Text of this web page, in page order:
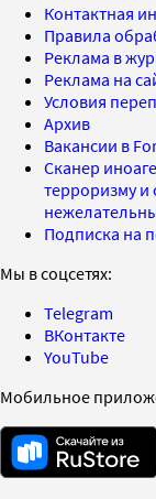
Контактная
Правила
Реклама в
Реклама на
Условия
Архив
Вакансии в
Сканер
терроризму и
Подписка на
Мы в соцсетях:
Telegram
ВКонтакте
YouTube
Мобильное